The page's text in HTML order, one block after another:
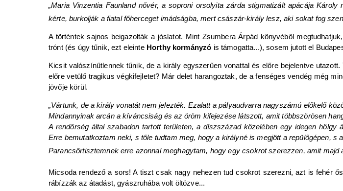
„Maria Vinzentia Faunland nővér, a soproni orsolyita zárda stigmatizált apácája
kérte, burkolják a fiatal főherceget imádságba, mert császár-király lesz, aki sokat fog
A történtek sajnos beigazolták a jóslatot. Mint Zsumbera Árpád könyvéből
trónt (és úgy tűnik, ezt eleinte Horthy kormányzó is támogatta...), sosem jutott el
Kicsit valószínűtlennek tűnik, de a király egyszerűen vonattal és előre bejelentve
előre vetülő tragikus végkifejletet? Már delet harangoztak, de a fenséges vendég még
jövője körül.
„Vártunk, de a király vonatát nem jelezték. Ezalatt a pályaudvarra nagyszámú előkelő
Mindannyinak arcán a kíváncsiság és az öröm kifejezése látszott, amit többszörösen
A rendőrség által szabadon tartott területen, a díszszázad közelében egy idegen
Erre bemutatkoztam neki, s tőle tudtam meg, hogy a királyné is megjött a repülőgépen, s
Parancsőrtisztemnek erre azonnal meghagytam, hogy egy csokrot szerezzen, amit majd
Micsoda rendező a sors! A tiszt csak nagy nehezen tud csokrot szerezni, azt is fehér
rábízzák az átadást, gyászruhába volt öltözve...